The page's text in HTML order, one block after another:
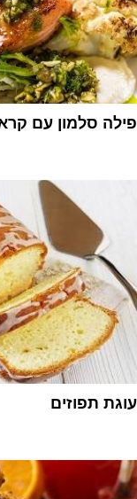
פילה סלמון עם
עוגת תפוזים